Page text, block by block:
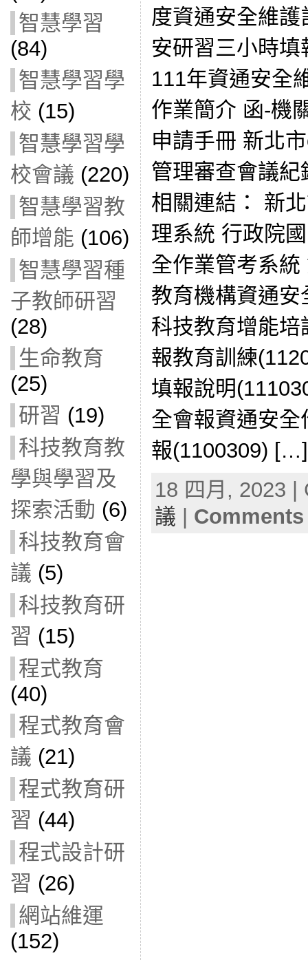
智慧學習
(84)
智慧學習學
校 (15)
智慧學習學
校會議 (220)
智慧學習教
師增能 (106)
智慧學習種
子教師研習
(28)
生命教育
(25)
研習 (19)
科技教育教
學與學習及
探索活動 (6)
科技教育會
議 (5)
科技教育研
習 (15)
程式教育
(40)
程式教育會
議 (21)
程式教育研
習 (44)
程式設計研
習 (26)
網站維運
(152)
度資通安全維
安研習三小時
111年資通安全
作業簡介 函-機
申請手冊 新北
管理審查會議紀
相關連結： 新
理系統 行政院
全作業管考系
教育機構資通
科技教育增能
報教育訓練
填報說明
全會報資通安
報(1100309) […]
18 四月, 2023
議